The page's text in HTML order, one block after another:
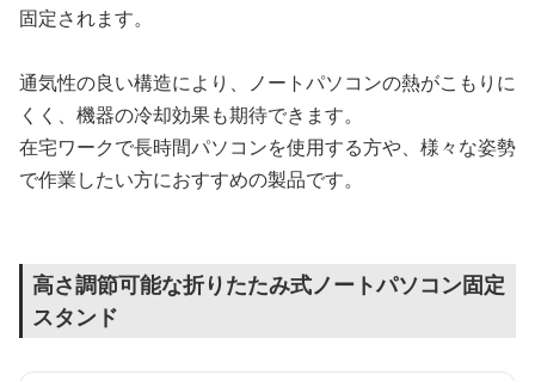
固定されます。
通気性の良い構造により、ノートパソコンの熱がこもりに
くく、機器の冷却効果も期待できます。
在宅ワークで長時間パソコンを使用する方や、様々な姿勢
で作業したい方におすすめの製品です。
高さ調節可能な折りたたみ式ノートパソコン固定
スタンド